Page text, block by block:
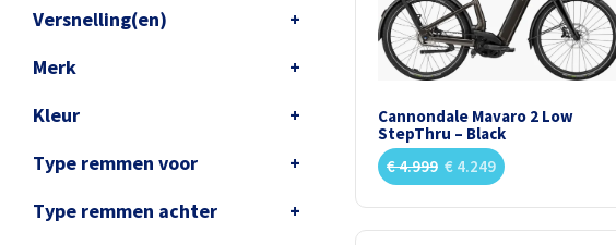
Versnelling(en)
Merk
Kleur
Type remmen voor
Type remmen achter
Cannondale Mavaro 2 Low
StepThru – Black
€4.999 € 4.249